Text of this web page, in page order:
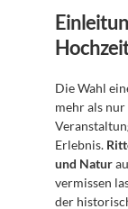
Die Wahl
mehr als
Erlebnis.
und Natur
vermissen
der